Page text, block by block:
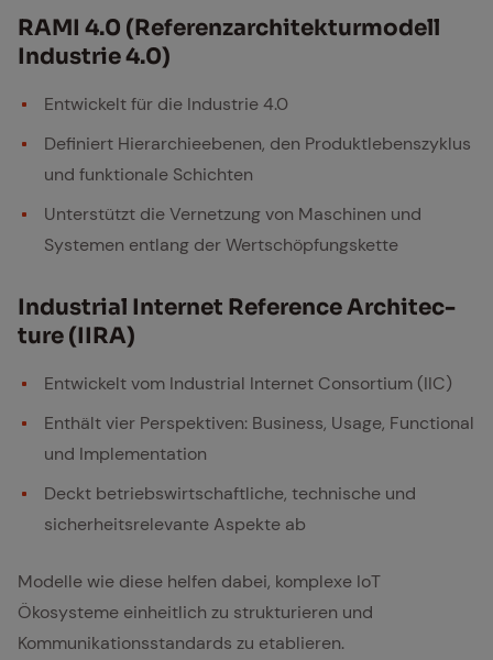
RAMI 4.0 (Re­fe­renz­ar­chi­tek­tur­mo­dell
In­dus­trie 4.0)
Entwickelt für die Industrie 4.0
Definiert Hierarchieebenen, den Produktlebenszyklus
und funktionale Schichten
Unterstützt die Vernetzung von Maschinen und
Systemen entlang der Wertschöpfungskette
In­dus­tri­al In­ter­net Re­fe­rence Ar­chi­tec­
tu­re (IIRA)
Entwickelt vom Industrial Internet Consortium (IIC)
Enthält vier Perspektiven: Business, Usage, Functional
und Implementation
Deckt betriebswirtschaftliche, technische und
sicherheitsrelevante Aspekte ab
Modelle wie diese helfen dabei, komplexe IoT
Ökosysteme einheitlich zu strukturieren und
Kommunikationsstandards zu etablieren.